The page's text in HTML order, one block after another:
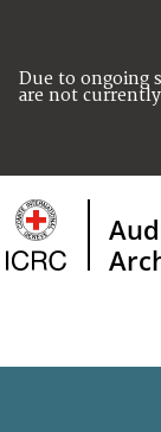
Due to ongoing
are not